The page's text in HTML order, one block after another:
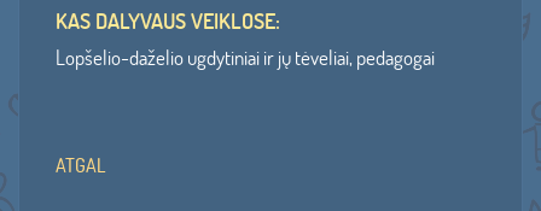
KAS DALYVAUS VEIKLOSE:
Lopšelio-daželio ugdytiniai ir jų tėveliai, pedagogai
ATGAL